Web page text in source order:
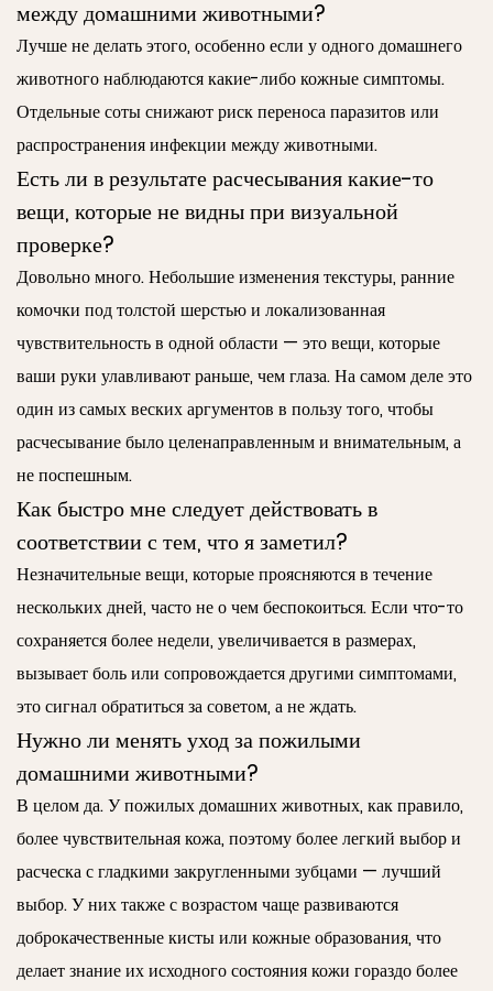
между домашними животными?
Лучше не делать этого, особенно если у одного домашнего
животного наблюдаются какие-либо кожные симптомы.
Отдельные соты снижают риск переноса паразитов или
распространения инфекции между животными.
Есть ли в результате расчесывания какие-то
вещи, которые не видны при визуальной
проверке?
Довольно много. Небольшие изменения текстуры, ранние
комочки под толстой шерстью и локализованная
чувствительность в одной области — это вещи, которые
ваши руки улавливают раньше, чем глаза. На самом деле это
один из самых веских аргументов в пользу того, чтобы
расчесывание было целенаправленным и внимательным, а
не поспешным.
Как быстро мне следует действовать в
соответствии с тем, что я заметил?
Незначительные вещи, которые проясняются в течение
нескольких дней, часто не о чем беспокоиться. Если что-то
сохраняется более недели, увеличивается в размерах,
вызывает боль или сопровождается другими симптомами,
это сигнал обратиться за советом, а не ждать.
Нужно ли менять уход за пожилыми
домашними животными?
В целом да. У пожилых домашних животных, как правило,
более чувствительная кожа, поэтому более легкий выбор и
расческа с гладкими закругленными зубцами — лучший
выбор. У них также с возрастом чаще развиваются
доброкачественные кисты или кожные образования, что
делает знание их исходного состояния кожи гораздо более